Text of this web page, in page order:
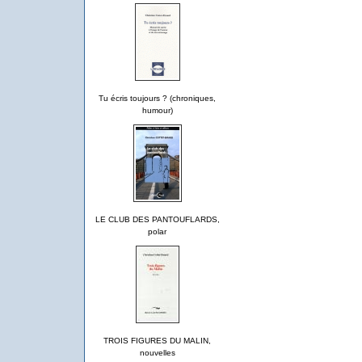
Tu écris toujours ? (chroniques,
humour)
LE CLUB DES PANTOUFLARDS,
polar
TROIS FIGURES DU MALIN,
nouvelles